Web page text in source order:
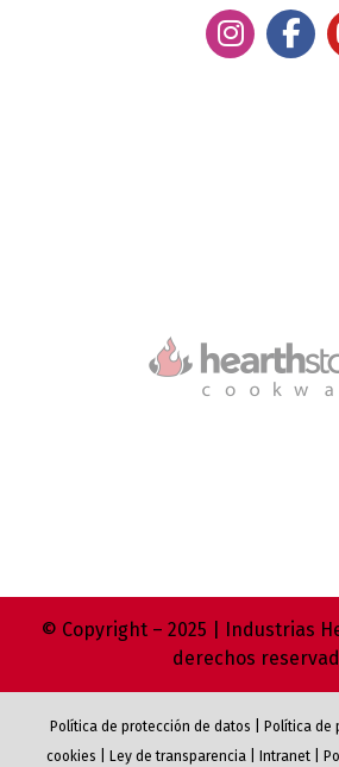
© Copyright – 2025 | Industrias
derechos
Política de protección de datos Política de
cookies
Ley de transparencia| Intranet|